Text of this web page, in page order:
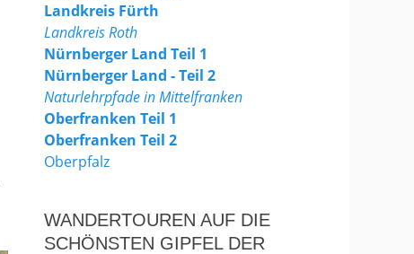
Landkreis Fürth
Landkreis Roth
Nürnberger Land Teil 1
Nürnberger Land - Teil 2
Naturlehrpfade in Mittelfranken
Oberfranken Teil 1
Oberfranken Teil 2
Oberpfalz
WANDERTOUREN AUF DIE
SCHÖNSTEN GIPFEL DER